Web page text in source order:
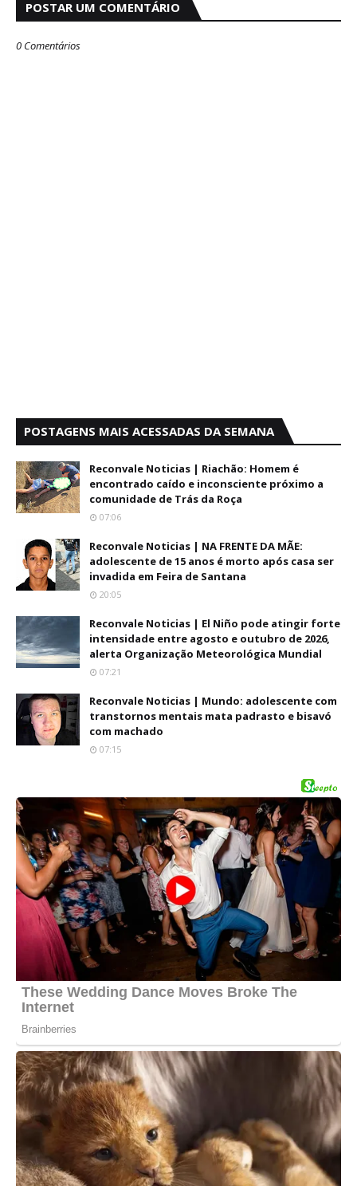
POSTAR UM COMENTÁRIO
0 Comentários
POSTAGENS MAIS ACESSADAS DA SEMANA
Reconvale Noticias | Riachão: Homem é
encontrado caído e inconsciente próximo a
comunidade de Trás da Roça
07:06
Reconvale Noticias | NA FRENTE DA MÃE:
adolescente de 15 anos é morto após casa ser
invadida em Feira de Santana
20:05
Reconvale Noticias | El Niño pode atingir forte
intensidade entre agosto e outubro de 2026,
alerta Organização Meteorológica Mundial
07:21
Reconvale Noticias | Mundo: adolescente com
transtornos mentais mata padrasto e bisavó
com machado
07:15